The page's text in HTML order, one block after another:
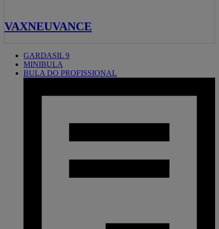
VAXNEUVANCE
Related
pages
GARDASIL 9
MINIBULA
BULA DO PROFISSIONAL